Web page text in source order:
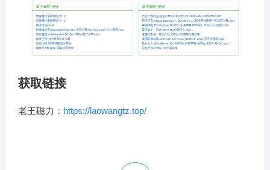
获取链接
老王磁力： https://laowangtz.top/